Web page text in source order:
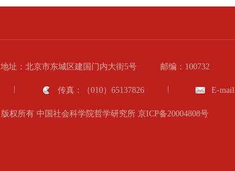
地址：北京市东城区建国门内大街5号 邮编：100732
传真：（010）65137826 E-mail
版权所有 中国社会科学院哲学研究所 京ICP备20004808号